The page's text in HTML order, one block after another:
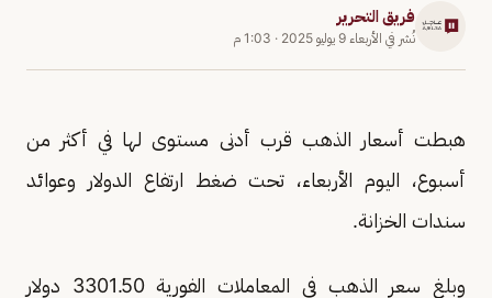
فريق التحرير
نُشر في الأربعاء 9 يوليو 2025 · 1:03 م
هبطت أسعار الذهب قرب أدنى مستوى لها في أكثر من
أسبوع، اليوم الأربعاء، تحت ضغط ارتفاع الدولار وعوائد
سندات الخزانة.
وبلغ سعر الذهب في المعاملات الفورية 3301.50 دولار